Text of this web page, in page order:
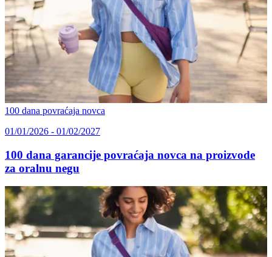
100 dana povraćaja novca
01/01/2026 - 01/02/2027
100 dana garancije povraćaja novca na proizvode
za oralnu negu